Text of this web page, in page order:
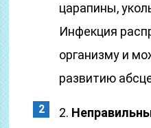
царапины,
Инфекция
организму и
развитию
2.